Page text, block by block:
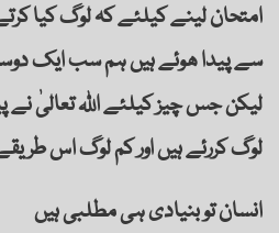
امتحان لینے کیلئے کہ لوگ کیا
سے پیدا ھوئے ہیں ہم سب ایک
لیکن جس چیز کیلئے اللہ تعالیٰ نے
لوگ کررئے ہیں اور کم لوگ اس
انسان تو بنیادی ہی مطلبی ہیں